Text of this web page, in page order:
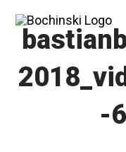
content
-